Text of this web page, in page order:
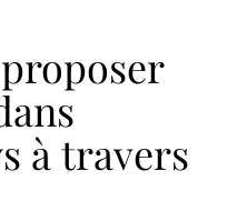
à travers